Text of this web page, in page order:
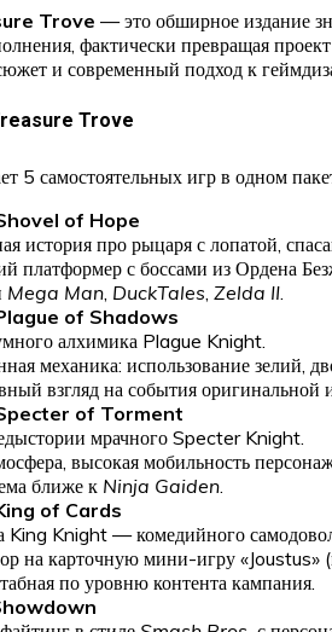
Trove — это обширное издание
фактически превращая
и современный подход к
Trove
5 самостоятельных игр в одном
of Hope
история про рыцаря с лопатой,
платформер с боссами из Ордена
Mega Man, DuckTales, Zelda II.
of Shadows
алхимика Plague Knight.
механика: использование зелий,
взгляд на события оригинальной
of Torment
мрачного Specter Knight.
высокая мобильность
ближе к Ninja Gaiden.
of Cards
King Knight — комедийного
на карточную мини-игру «Joustus»
по уровню контента кампания.